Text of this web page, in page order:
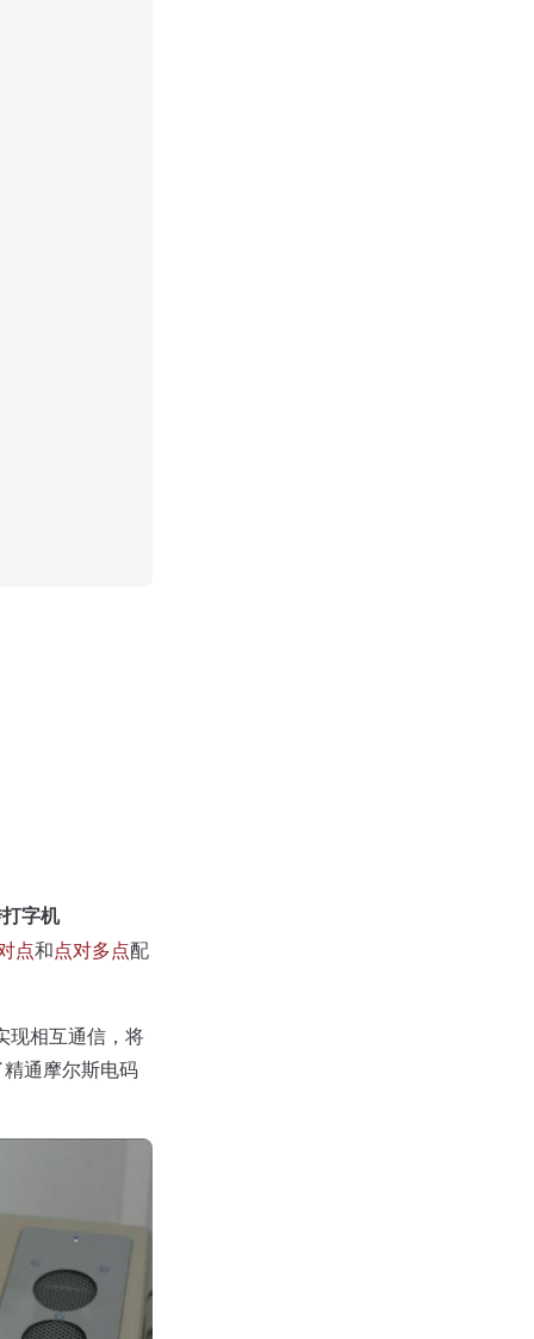
字机
点和点对多点配
现相互通信，将
通摩尔斯电码